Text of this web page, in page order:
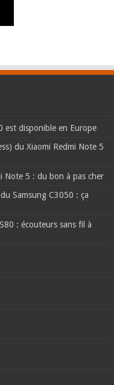
est disponible en Europe
du Xiaomi Redmi Note 5
Note 5 : du bon à pas cher
Samsung C3050 : ça
: écouteurs sans fil à